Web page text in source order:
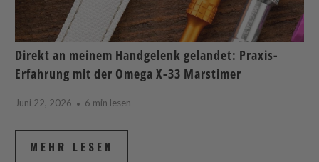
Direkt an meinem Handgelenk gelandet: Praxis-
Erfahrung mit der Omega X-33 Marstimer
Juni 22, 2026 6 min lesen
MEHR LESEN